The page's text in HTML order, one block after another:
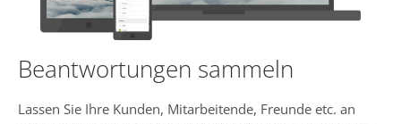
Beantwortungen sammeln
Lassen Sie Ihre Kunden, Mitarbeitende, Freunde etc. an